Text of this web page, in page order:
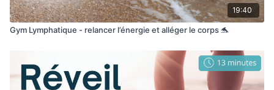
19:40
Gym Lymphatique - relancer l’énergie et alléger le corps 🐬